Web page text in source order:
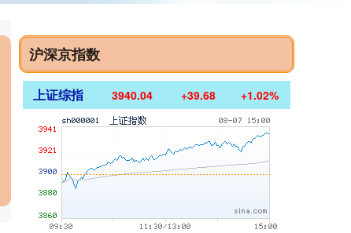
沪深京指数
上证综指 3940.04 +39.68 +1.02%